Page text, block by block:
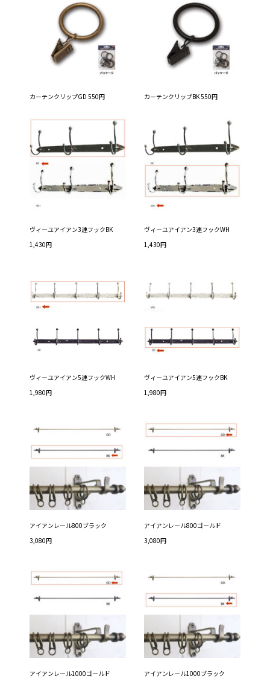
カーテンクリップGD 550円 カーテンクリップBK 550円
ヴィーユアイアン3連フックBK
1,430円
ヴィーユアイアン3連フックWH
1,430円
ヴィーユアイアン5連フックWH
1,980円
ヴィーユアイアン5連フックBK
1,980円
アイアンレール800ブラック
3,080円
アイアンレール800ゴールド
3,080円
アイアンレール1000ゴールド アイアンレール1000ブラック